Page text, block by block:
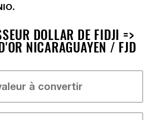
DOLLAR DE FIDJI =>
NICARAGUAYEN / FJD